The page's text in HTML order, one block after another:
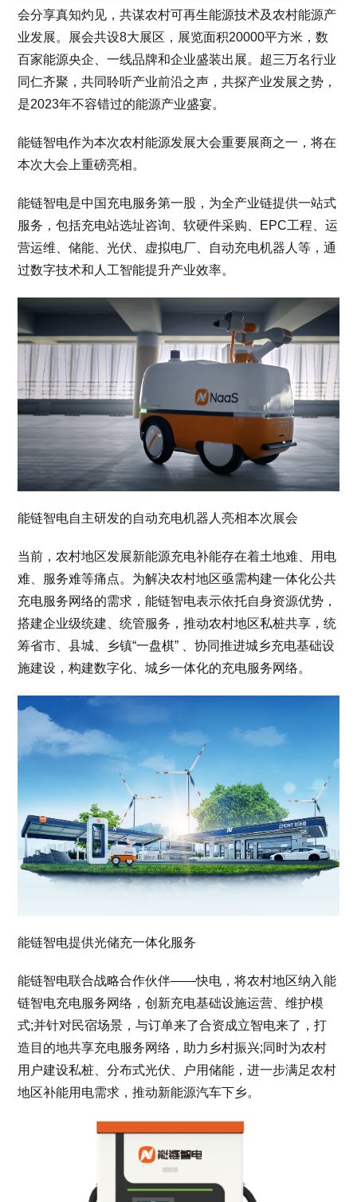
会分享真知灼见，共谋农村可再生能源技术及农村能源产
业发展。展会共设8大展区，展览面积20000平方米，数
百家能源央企、一线品牌和企业盛装出展。超三万名行业
同仁齐聚，共同聆听产业前沿之声，共探产业发展之势，
是2023年不容错过的能源产业盛宴。
能链智电作为本次农村能源发展大会重要展商之一，将在
本次大会上重磅亮相。
能链智电是中国充电服务第一股，为全产业链提供一站式
服务，包括充电站选址咨询、软硬件采购、EPC工程、运
营运维、储能、光伏、虚拟电厂、自动充电机器人等，通
过数字技术和人工智能提升产业效率。
能链智电自主研发的自动充电机器人亮相本次展会
当前，农村地区发展新能源充电补能存在着土地难、用电
难、服务难等痛点。为解决农村地区亟需构建一体化公共
充电服务网络的需求，能链智电表示依托自身资源优势，
搭建企业级统建、统管服务，推动农村地区私桩共享，统
筹省市、县城、乡镇“一盘棋” 、协同推进城乡充电基础设
施建设，构建数字化、城乡一体化的充电服务网络。
能链智电提供光储充一体化服务
能链智电联合战略合作伙伴——快电，将农村地区纳入能
链智电充电服务网络，创新充电基础设施运营、维护模
式;并针对民宿场景，与订单来了合资成立智电来了，打
造目的地共享充电服务网络，助力乡村振兴;同时为农村
用户建设私桩、分布式光伏、户用储能，进一步满足农村
地区补能用电需求，推动新能源汽车下乡。